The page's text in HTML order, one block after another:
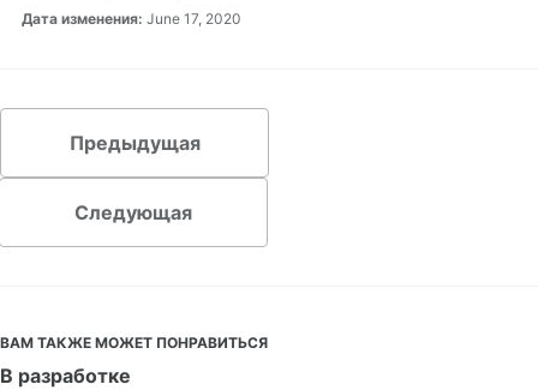
Дата изменения: June 17, 2020
Предыдущая
Следующая
ВАМ ТАКЖЕ МОЖЕТ ПОНРАВИТЬСЯ
В разработке